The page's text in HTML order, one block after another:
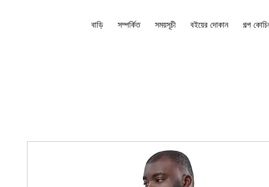
বাড়ি সম্পর্কিত সময়সূচী বইয়ের দোকান গল্প